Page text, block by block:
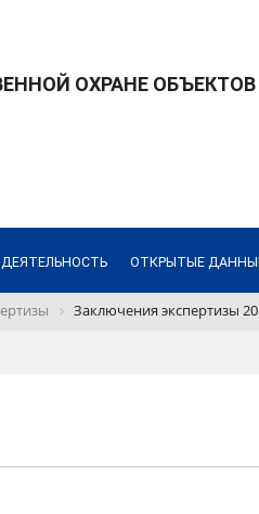
ОХРАНЕ ОБЪЕКТОВ
ОТКРЫТЫЕ
Заключения экспертизы